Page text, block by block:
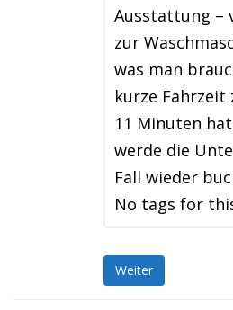
Ausstattung –
zur
was man
kurze Fahrzeit
11 Minuten
werde die
Fall wieder
No tags for
Weiter